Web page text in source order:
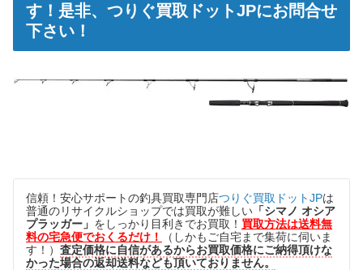
す！是非、つりぐ買取ドットJPにお問合せ
下さい！
信頼！安心サポートの釣具買取専門店つりぐ買取ドットJPは
普通のリサイクルショップでは買取が難しい 「シマノ オシア
プラッガー」 をしっかり目利きでお買取！ 買取方法は送料無
料の宅急便でおくるだけ！
（しかもご自宅まで集荷に伺いま
す！） 査定価格に自信があるからお買取価格にご納得頂けな
かった場合の返却送料なども頂いておりません。